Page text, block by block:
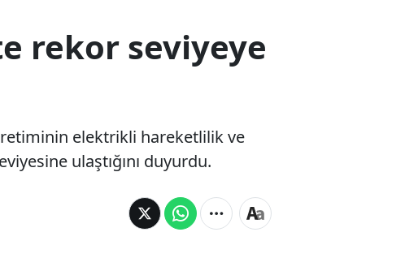
rekor seviyeye
elektrikli hareketlilik ve
ulaştığını duyurdu.